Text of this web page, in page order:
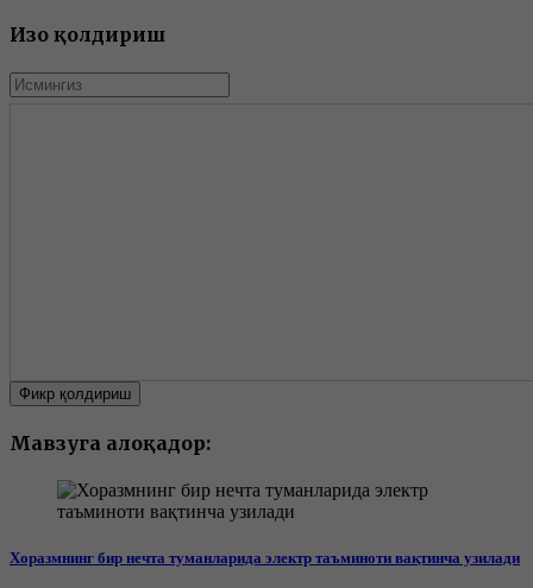
Изоҳ қолдириш
Фикр қолдириш
Мавзуга алоқадор:
Хоразмнинг бир нечта туманларида электр таъминоти вақтинча узилади